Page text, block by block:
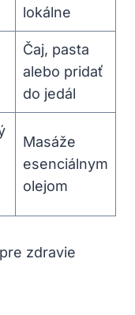
lokálne
Čaj, pasta
alebo pridať
do jedál
Masáže
esenciálnym
olejom